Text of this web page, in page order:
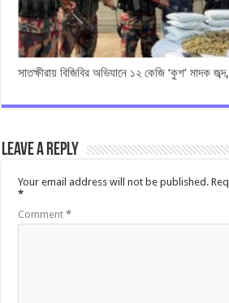
সাতক্ষীরায় বিজিবির অভিযানে ১২ কেজি ‘কুশ’ মাদক
Leave a Reply
Your email address will not be published.
*
Comment*